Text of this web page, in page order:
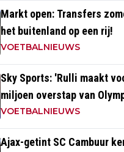
Markt open: Transfers
het buitenland op een rij!
VOETBALNIEUWS
Sky Sports: 'Rulli maakt
miljoen overstap van
Marseille naar Manchester
VOETBALNIEUWS
Ajax-getint SC Cambuur